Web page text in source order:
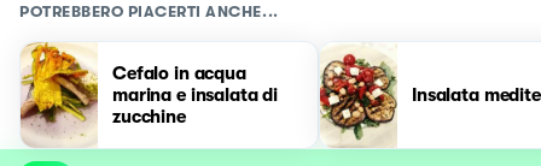
POTREBBERO PIACERTI ANCHE...
Cefalo in acqua
marina e insalata di
zucchine
Insalata